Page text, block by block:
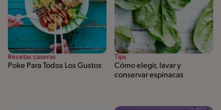
Recetas caseras
Poke Para Todos Los Gustos
Tips
Cómo elegir, lavar y
conservar espinacas